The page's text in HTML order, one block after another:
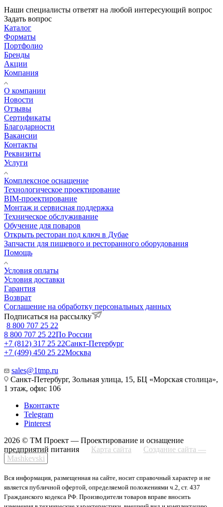
Наши специалисты ответят на любой интересующий вопрос
Задать вопрос
Каталог
Форматы
Портфолио
Бренды
Акции
Компания
О компании
Новости
Отзывы
Сертификаты
Благодарности
Вакансии
Контакты
Реквизиты
Услуги
Комплексное оснащение
Технологическое проектирование
BIM-проектирование
Монтаж и сервисная поддержка
Техническое обслуживание
Обучение для поваров
Открыть ресторан под ключ в Дубае
Запчасти для пищевого и ресторанного оборудования
Помощь
Условия оплаты
Условия доставки
Гарантия
Возврат
Соглашение на обработку персональных данных
Подписаться на рассылку
8 800 707 25 22
8 800 707 25 22По России
+7 (812) 317 25 22Санкт-Петербург
+7 (499) 450 25 22Москва
sales@1tmp.ru
Санкт-Петербург, Зольная улица, 15, БЦ «Морская столица»,
1 этаж, офис 106
Вконтакте
Telegram
Pinterest
2026 © ТМ Проект — Проектирование и оснащение
предприятий питания
Карта сайта
Создание сайта —
Mashkevski
Вся информация, размещенная на сайте, носит справочный характер и не
является публичной офертой, определяемой положениями ч.2, ст. 437
Гражданского кодекса РФ. Производители товаров вправе вносить